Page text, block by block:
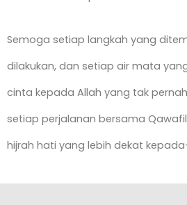
Semoga setiap langkah yang
dilakukan, dan setiap air mata
cinta kepada Allah yang tak
setiap perjalanan bersama
hijrah hati yang lebih dekat